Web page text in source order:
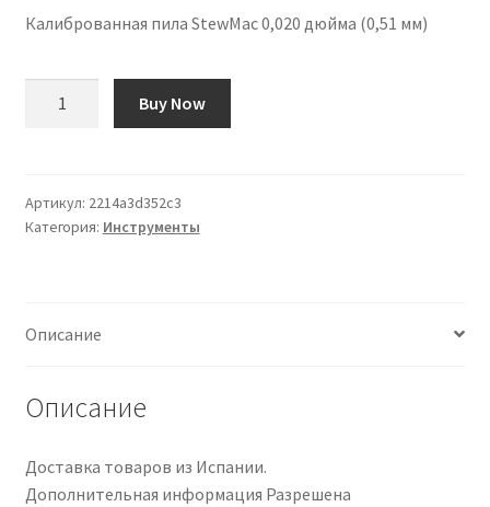
Калиброванная пила StewMac 0,020 дюйма (0,51 мм)
StewMac
0,020"
Buy Now
Артикул: 2214a3d352c3
Категория: Инструменты
Описание
Описание
Доставка товаров из Испании.
Дополнительная информация Разрешена